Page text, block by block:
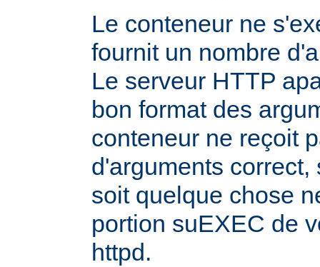
Le conteneur ne
fournit un nombre
Le serveur HTTP
bon format des
conteneur ne reçoit
d'arguments
soit quelque chose
portion suEXEC de
httpd.